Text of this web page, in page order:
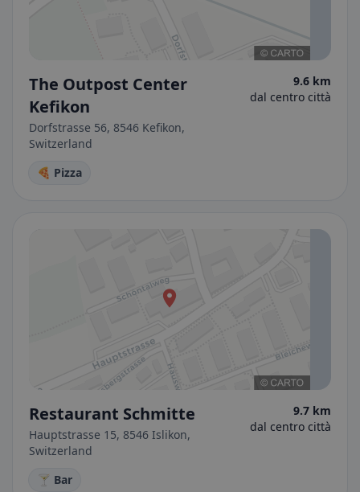
The Outpost Center
Kefikon
Dorfstrasse 56, 8546 Kefikon,
Switzerland
9.6 km
dal centro città
🍕 Pizza
Restaurant Schmitte
Hauptstrasse 15, 8546 Islikon,
Switzerland
9.7 km
dal centro città
🍸 Bar